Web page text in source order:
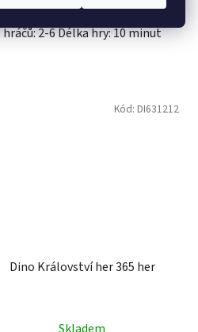
Věk: 3+ Materiál: karton Počet
hráčů: 2-6 Délka hry: 10 minut
Dino Království her 365 her
Kód: DI631212